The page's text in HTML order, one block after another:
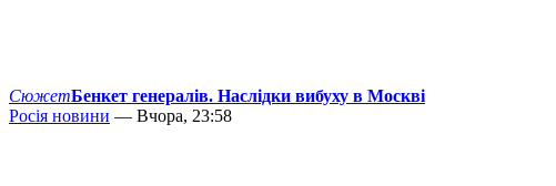
СюжетБенкет генералів. Наслідки вибуху в Москві
Росія новини — Вчора, 23:58